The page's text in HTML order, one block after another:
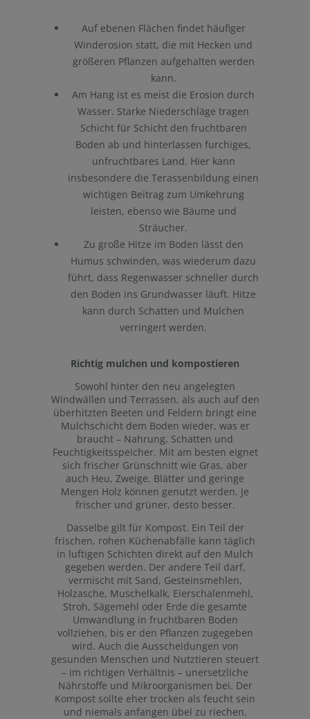
Auf ebenen Flächen findet häufiger
Winderosion statt, die mit Hecken und
größeren Pflanzen aufgehalten werden
kann.
Am Hang ist es meist die Erosion durch
Wasser. Starke Niederschläge tragen
Schicht für Schicht den fruchtbaren
Boden ab und hinterlassen furchiges,
unfruchtbares Land. Hier kann
insbesondere die Terassenbildung einen
wichtigen Beitrag zum Umkehrung
leisten, ebenso wie Bäume und
Sträucher.
Zu große Hitze im Boden lässt den
Humus schwinden, was wiederum dazu
führt, dass Regenwasser schneller durch
den Boden ins Grundwasser läuft. Hitze
kann durch Schatten und Mulchen
verringert werden.
Richtig mulchen und kompostieren
Sowohl hinter den neu angelegten
Windwällen und Terrassen, als auch auf den
überhitzten Beeten und Feldern bringt eine
Mulchschicht dem Boden wieder, was er
braucht – Nahrung, Schatten und
Feuchtigkeitsspeicher. Mit am besten eignet
sich frischer Grünschnitt wie Gras, aber
auch Heu, Zweige, Blätter und geringe
Mengen Holz können genutzt werden. Je
frischer und grüner, desto besser.
Dasselbe gilt für Kompost. Ein Teil der
frischen, rohen Küchenabfälle kann täglich
in luftigen Schichten direkt auf den Mulch
gegeben werden. Der andere Teil darf,
vermischt mit Sand, Gesteinsmehlen,
Holzasche, Muschelkalk, Eierschalenmehl,
Stroh, Sägemehl oder Erde die gesamte
Umwandlung in fruchtbaren Boden
vollziehen, bis er den Pflanzen zugegeben
wird. Auch die Ausscheidungen von
gesunden Menschen und Nutztieren steuert
– im richtigen Verhältnis – unersetzliche
Nährstoffe und Mikroorganismen bei. Der
Kompost sollte eher trocken als feucht sein
und niemals anfangen übel zu riechen.